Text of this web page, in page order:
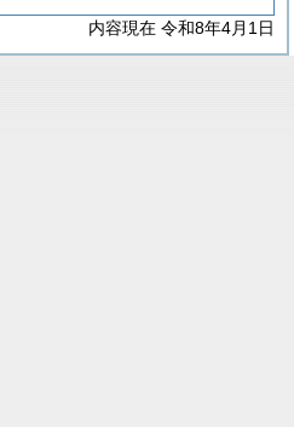
内容現在 令和8年4月1日